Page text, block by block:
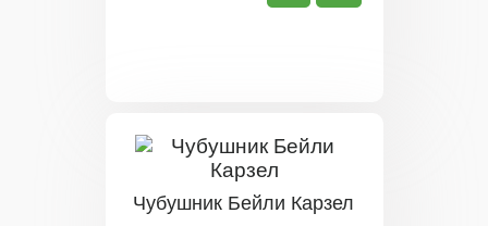
Чубушник Бейли Карзел